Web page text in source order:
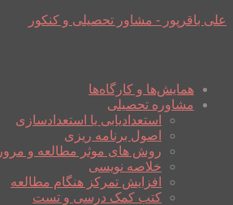
علی باقرپور - مشاور تحصیلی و کنکور
همایش‌ها و کارگاه‌ها
مشاوره تحصیلی
استعدادیابی یا استعدادسازی
اصول برنامه ریزی
روش های موثر مطالعه و مرور
خلاصه نویسی
افزایش تمرکز هنگام مطالعه
کتب کمک درسی و تست